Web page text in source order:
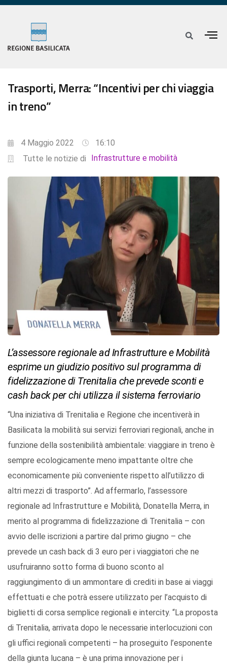
Trasporti, Merra: “Incentivi per chi viaggia
in treno”
4 Maggio 2022
16:10
Tutte le notizie di
Infrastrutture e mobilità
L’assessore regionale ad Infrastrutture e Mobilità
esprime un giudizio positivo sul programma di
fidelizzazione di Trenitalia che prevede sconti e
cash back per chi utilizza il sistema ferroviario
“Una iniziativa di Trenitalia e Regione che incentiverà in
Basilicata la mobilità sui servizi ferroviari regionali, anche in
funzione della sostenibilità ambientale: viaggiare in treno è
sempre ecologicamente meno impattante oltre che
economicamente più conveniente rispetto all’utilizzo di
altri mezzi di trasporto”. Ad affermarlo, l’assessore
regionale ad Infrastrutture e Mobilità, Donatella Merra, in
merito al programma di fidelizzazione di Trenitalia – con
avvio delle iscrizioni a partire dal primo giugno – che
prevede un cash back di 3 euro per i viaggiatori che ne
usufruiranno sotto forma di buono sconto al
raggiungimento di un ammontare di crediti in base ai viaggi
effettuati e che potrà essere utilizzato per l’acquisto di
biglietti di corsa semplice regionali e intercity. “La proposta
di Trenitalia, arrivata dopo le necessarie interlocuzioni con
gli uffici regionali competenti – ha proseguito l’esponente
della giunta lucana – è una prima innovazione per i